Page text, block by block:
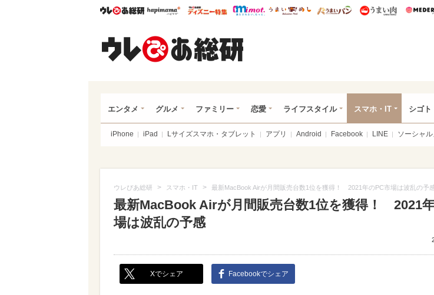
ウレぴあ総研ハピママ* ウレぴあ総研 ディズニー特集
mimot. うまいめし うまいパン うまい
エンタメ グルメ ファミリー 恋愛 ライフスタイル スマホ・IT シゴト
iPhone iPad Lサイズスマホ・タブレット アプリ Android Facebook LINE ソーシャ
ウレぴあ総研 > スマホ・IT > 最新MacBook Airが月間販売台数1位を獲得！ 2021年のPC市場は波乱の予
最新MacBook Airが月間販売台数1位を獲得！ 2021
場は波乱の予感
Xでシェア Facebookでシェア